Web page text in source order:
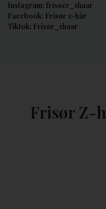
Instagram: frisoer_zhaar
Facebook: Frisør z-hår
Tiktok: Frisør_zhaar
Frisør Z-